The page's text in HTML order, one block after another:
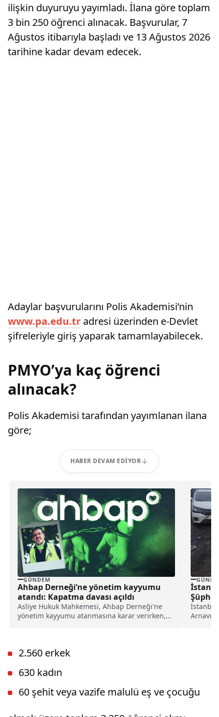
ilişkin duyuruyu yayımladı. İlana göre toplam
3 bin 250 öğrenci alınacak. Başvurular, 7
Ağustos itibarıyla başladı ve 13 Ağustos 2026
tarihine kadar devam edecek.
Adaylar başvurularını Polis Akademisi’nin
www.pa.edu.tr adresi üzerinden e-Devlet
şifreleriyle giriş yaparak tamamlayabilecek.
PMYO’ya kaç öğrenci
alınacak?
Polis Akademisi tarafından yayımlanan ilana
göre;
HABER DEVAM EDIYOR
GÜNDEM
Ahbap Derneği’ne yönetim kayyumu
atandı: Kapatma davası açıldı
Asliye Hukuk Mahkemesi, Ahbap Derneği'ne
yönetim kayyumu atanmasına karar verirken,
2.560 erkek
630 kadın
60 şehit veya vazife malulü eş ve çocuğu